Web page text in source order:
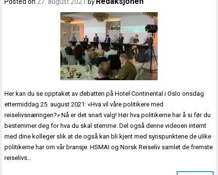
by
Her kan du se opptaket av debatten på Hotel Continental i Oslo onsdag
ettermiddag 25. august 2021: «Hva vil våre politikere med
reiselivsnæringen?» Nå er det snart valg! Hør hva politikerne har å si før du
bestemmer deg for hva du skal stemme. Del også denne videoen internt
med dine kolleger slik at de også kan bli kjent med synspunktene de ulike
politikerne har om vår bransje. HSMAI og Norsk Reiseliv samlet de fremste
reiselivs…